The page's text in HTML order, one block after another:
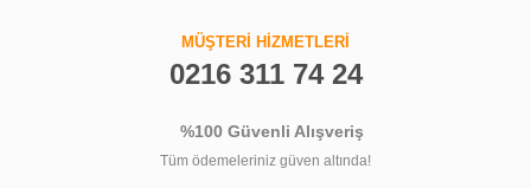
MÜŞTERİ HİZMETLERİ
0216 311 74 24
%100 Güvenli Alışveriş
Tüm ödemeleriniz güven altında!